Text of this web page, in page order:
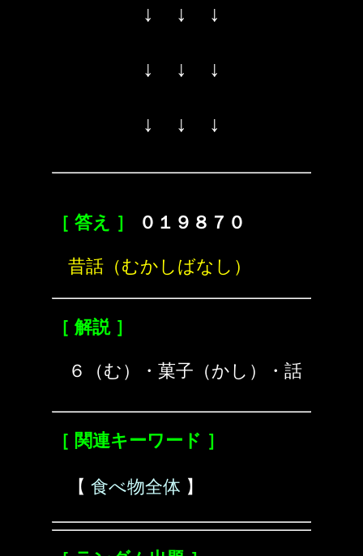
↓ ↓ ↓
↓ ↓ ↓
↓ ↓ ↓
［ 答え ］ ０１９８７０
昔話（むかしばなし）
［ 解説 ］
６（む）・菓子（かし）・話
［ 関連キーワード ］
【 食べ物全体 】